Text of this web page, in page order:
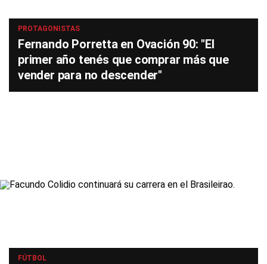
PROTAGONISTAS
Fernando Porretta en Ovación 90: "El
primer año tenés que comprar más que
vender para no descender"
FÚTBOL